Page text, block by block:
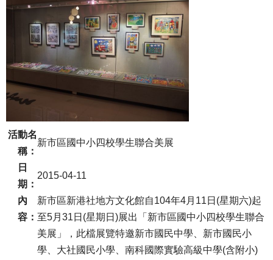
活動名
稱：
新市區國中小四校學生聯合美展
日
期：
2015-04-11
內
容：
新市區新港社地方文化館自104年4月11日(星期六)起
至5月31日(星期日)展出「新市區國中小四校學生聯合
美展」，此檔展覽特邀新市國民中學、新市國民小
學、大社國民小學、南科國際實驗高級中學(含附小)